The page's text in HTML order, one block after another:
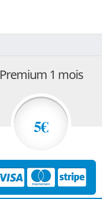
Premium 1 mois
5€